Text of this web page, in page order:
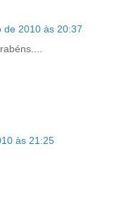
de 2010 às 20:37
às 21:25